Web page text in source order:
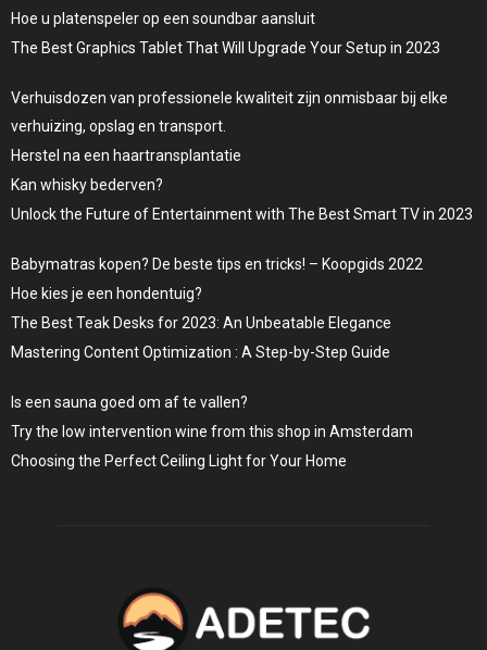
Hoe u platenspeler op een soundbar aansluit
The Best Graphics Tablet That Will Upgrade Your Setup in 2023
Verhuisdozen van professionele kwaliteit zijn onmisbaar bij elke
verhuizing, opslag en transport.
Herstel na een haartransplantatie
Kan whisky bederven?
Unlock the Future of Entertainment with The Best Smart TV in 2023
Babymatras kopen? De beste tips en tricks! – Koopgids 2022
Hoe kies je een hondentuig?
The Best Teak Desks for 2023: An Unbeatable Elegance
Mastering Content Optimization : A Step-by-Step Guide
Is een sauna goed om af te vallen?
Try the low intervention wine from this shop in Amsterdam
Choosing the Perfect Ceiling Light for Your Home